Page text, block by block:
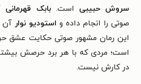
سروش حبیبی است.بابک قهرمانی
صوتی را انجام داده و استودیو نوار آن
این رمان مشهور صوتی حکایت عشق
است؛ مردی که با هر برد حرصش
در کارش نیست.